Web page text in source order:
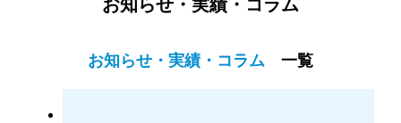
お知らせ・実績・コラム
お知らせ・実績・コラム 一覧